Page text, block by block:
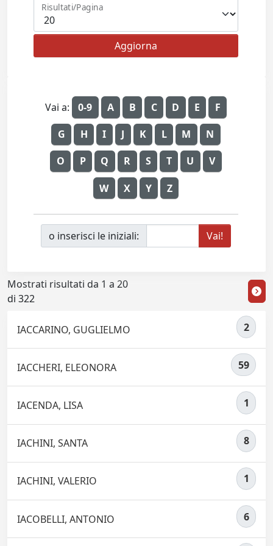
Risultati/Pagina
Vai a: 0-9 A B C D E F
G H I J K L M N
O P Q R S T U V
W X Y Z
o inserisci le iniziali:
Mostrati risultati da 1 a 20
di 322
IACCARINO, GUGLIELMO 2
IACCHERI, ELEONORA 59
IACENDA, LISA 1
IACHINI, SANTA 8
IACHINI, VALERIO 1
IACOBELLI, ANTONIO 6